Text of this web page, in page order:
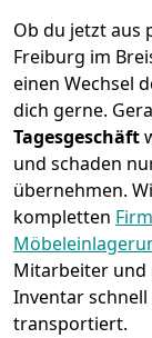
Ob du jetzt aus
Freiburg im
einen Wechsel
dich gerne.
Tagesgeschäft
und schaden
übernehmen.
kompletten
Mitarbeiter und
Inventar schnell
transportiert.